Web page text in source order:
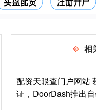
相
配资天眼查门户网站
证，DoorDash推出